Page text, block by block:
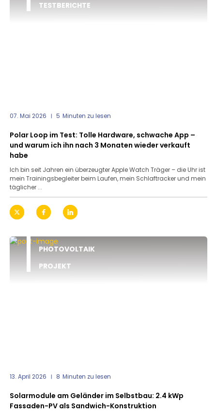
TESTBERICHTE
07. Mai 2026 5 Minuten zu lesen
Polar Loop im Test: Tolle Hardware, schwache App –
und warum ich ihn nach 3 Monaten wieder verkauft
habe
Ich bin seit Jahren ein überzeugter Apple Watch Träger – die Uhr ist
mein Trainingsbegleiter beim Laufen, mein Schlaftracker und mein
täglicher ...
PHOTOVOLTAIK
PROJEKT
13. April 2026 8 Minuten zu lesen
Solarmodule am Geländer im Selbstbau: 2.4 kWp
Fassaden-PV als Sandwich-Konstruktion